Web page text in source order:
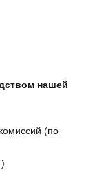
нашей
(по